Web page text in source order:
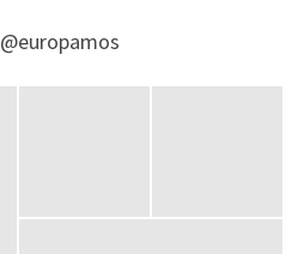
@europamos